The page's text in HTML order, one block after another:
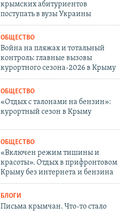
крымских абитуриентов
поступать в вузы Украины
ОБЩЕСТВО
Война на пляжах и тотальный
контроль: главные вызовы
курортного сезона-2026 в Крыму
ОБЩЕСТВО
«Отдых с талонами на бензин»:
курортный сезон в Крыму
ОБЩЕСТВО
«Включен режим тишины и
красоты». Отдых в прифронтовом
Крыму без интернета и бензина
БЛОГИ
Письма крымчан. Что-то стало